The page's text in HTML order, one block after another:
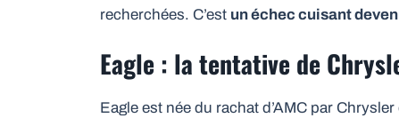
recherchées. C’est un échec cuisant
Eagle : la tentative de
Eagle est née du rachat d’AMC par